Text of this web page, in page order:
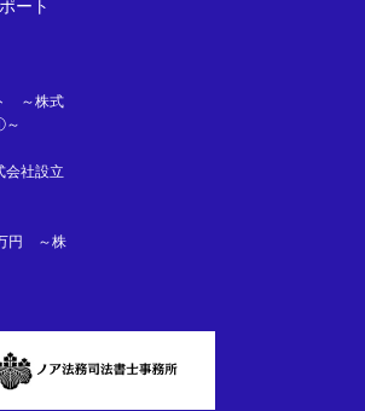
ート
～株式
～
会社設立
円 ～株